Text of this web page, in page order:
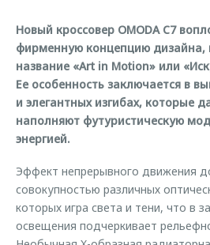
Кредитный калькулятор
Аксессуары
Одежда и сувениры
Оригинальные аксессуары
Запчасти
Трейд-ин
Калькулятор трейд-ин
O&J Автоклуб
Клуб владельцев OMODA
Мы в соцсетях
Приложение O&J
Одежда и сувениры
Оригинальные аксессуары
Запчасти
Обратная связь
Новый кроссовер OMODA C7
фирменную концепцию
название «Art in Motion» или
Ее особенность заключается в
и элегантных изгибах, которые
наполняют футуристическую
энергией.
Эффект непрерывного движения
совокупностью различных
которых игра света и тени, что в
освещения подчеркивает